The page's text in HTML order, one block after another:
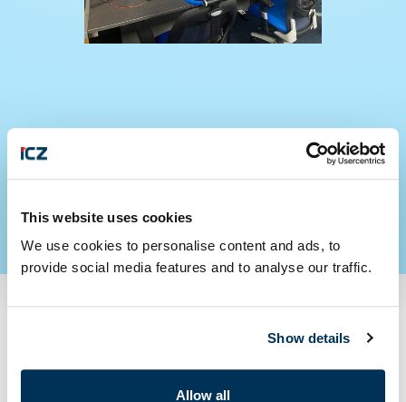
This website uses cookies
We use cookies to personalise content and ads, to
provide social media features and to analyse our traffic.
Show details
Allow all
SPÄŤ NA VŠETKY AKTUALITY
záujem o naše